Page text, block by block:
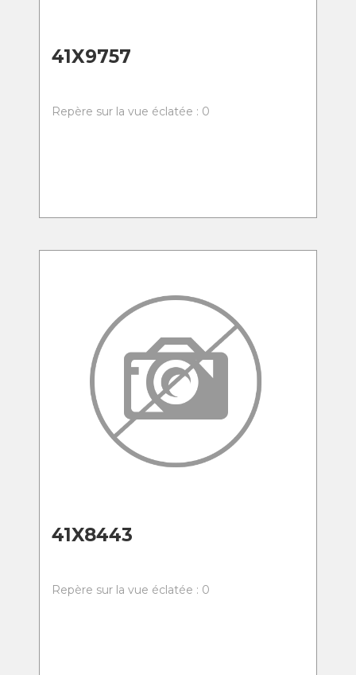
41X9757
Repère sur la vue éclatée : 0
41X8443
Repère sur la vue éclatée : 0